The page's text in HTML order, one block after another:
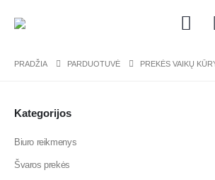
PRADŽIA PARDUOTUVĖ PREKĖS VAIKŲ
Kategorijos
Biuro reikmenys
Švaros prekės